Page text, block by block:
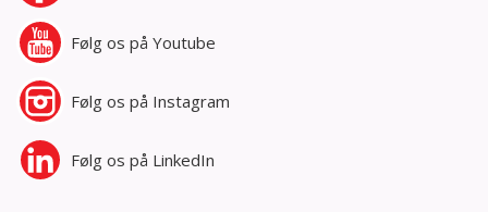
Følg os på Youtube
Følg os på Instagram
Følg os på LinkedIn